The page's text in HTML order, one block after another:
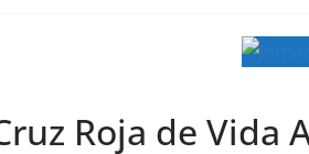
Roja de Vida